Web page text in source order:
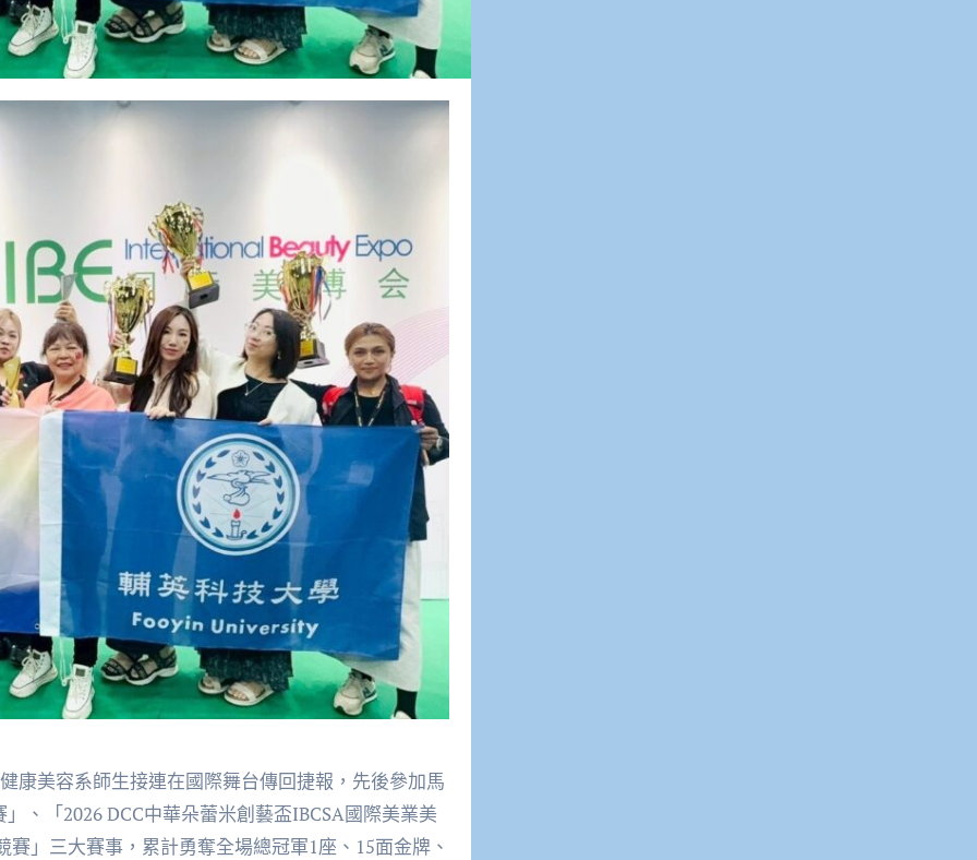
康美容系師生接連在國際舞台傳回捷報，先後參加馬
、「2026 DCC中華朵蕾米創藝盃IBCSA國際美業美
」三大賽事，累計勇奪全場總冠軍1座、15面金牌、